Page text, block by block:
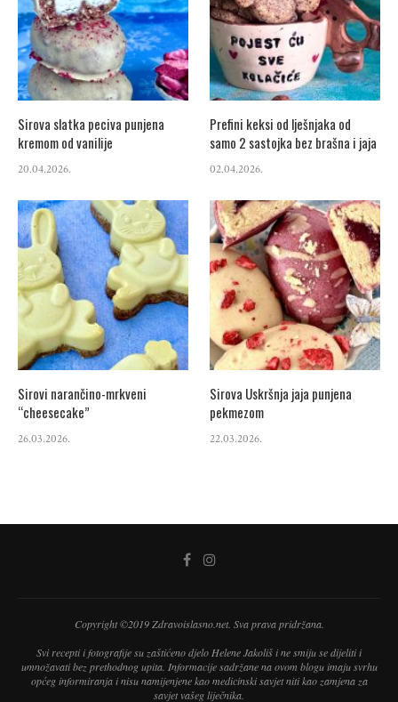
Sirova slatka peciva punjena
kremom od vanilije
20.04.2026.
Prefini keksi od lješnjaka od
samo 2 sastojka bez brašna i jaja
02.04.2026.
Sirovi narančino-mrkveni
“cheesecake”
26.03.2026.
Sirova Uskršnja jaja punjena
pekmezom
22.03.2026.
Copyright ©2019 Zdravoislasno.net. Sva prava pridržana.
Svi recepti i fotografije su zaštićeno djelo Helene Jakoliš i ne smiju se dijeliti i
umnožavati bez prethodnog upita. Informacije sadržane na ovom blogu imaju svrhu
općeg informiranja i nisu namijenjene kao medicinski savjet niti kao zamjena za
savjet vašeg liječnika.